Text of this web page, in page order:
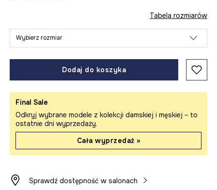
Tabela rozmiarów
Wybierz rozmiar
Dodaj do koszyka
Final Sale
Odkryj wybrane modele z kolekcji damskiej i męskiej – to
ostatnie dni wyprzedaży.
Cała wyprzedaż »
Sprawdź dostępność w salonach